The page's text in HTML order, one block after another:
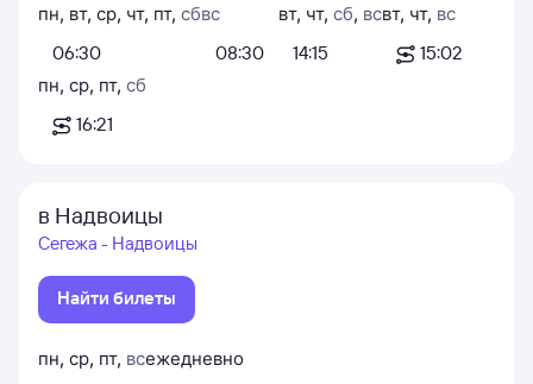
пн, вт, ср, чт, пт, сб
06:30
вс
08:30
вт, чт, сб, вс
14:15
вт, чт, вс
15:02
пн, ср, пт, сб
16:21
в Надвоицы
Сегежа - Надвоицы
Найти билеты
пн, ср, пт, всежедневно